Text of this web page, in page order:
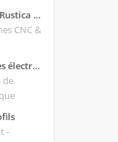
Cintrage règle de maçon Rustica 2018C
CNC &
Circuits Imprimés pour les électroniques:
de
-